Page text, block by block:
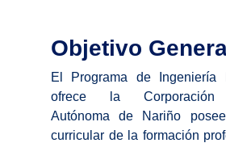
Objetivo
El Programa de Ingeniería
ofrece la Corporación
Autónoma de Nariño
curricular de la formación